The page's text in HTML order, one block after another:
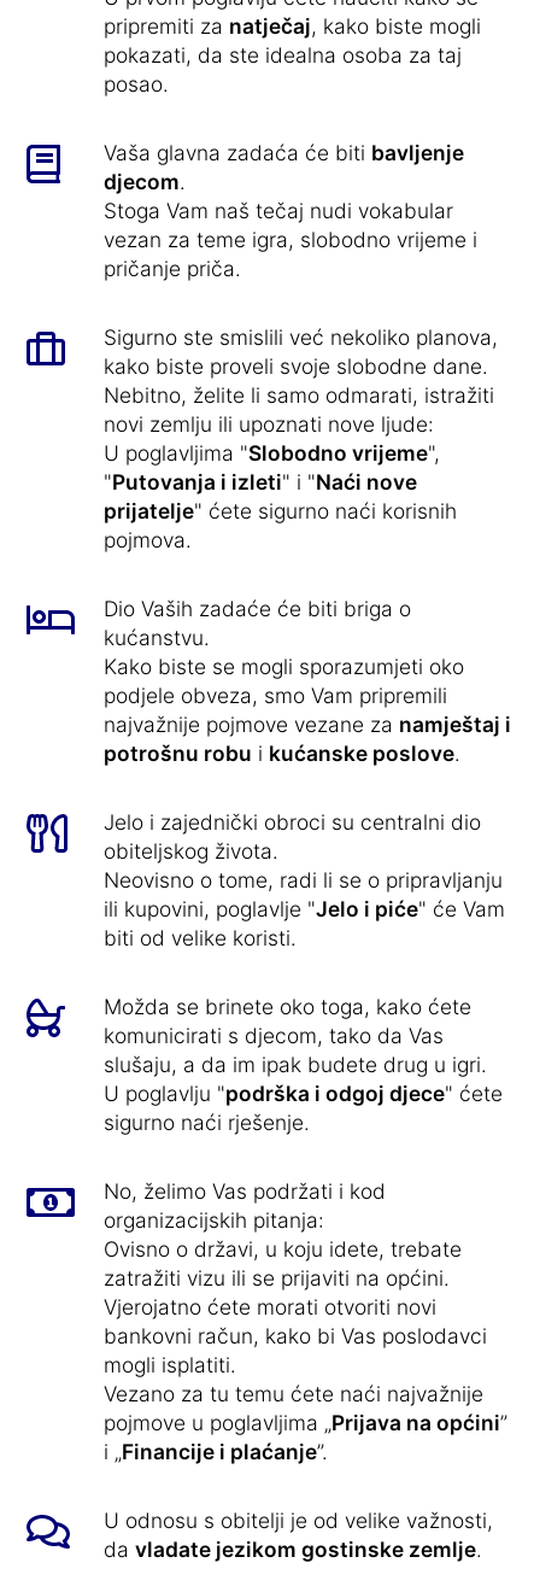
pripremiti za natječaj, kako biste mogli
pokazati, da ste idealna osoba za taj
posao.
Vaša glavna zadaća će biti bavljenje
djecom.
Stoga Vam naš tečaj nudi vokabular
vezan za teme igra, slobodno vrijeme i
pričanje priča.
Sigurno ste smislili već nekoliko planova,
kako biste proveli svoje slobodne dane.
Nebitno, želite li samo odmarati, istražiti
novi zemlju ili upoznati nove ljude:
U poglavljima "Slobodno vrijeme",
"Putovanja i izleti" i "Naći nove
prijatelje" ćete sigurno naći korisnih
pojmova.
Dio Vaših zadaće će biti briga o
kućanstvu.
Kako biste se mogli sporazumjeti oko
podjele obveza, smo Vam pripremili
najvažnije pojmove vezane za namještaj i
potrošnu robu i kućanske poslove.
Jelo i zajednički obroci su centralni dio
obiteljskog života.
Neovisno o tome, radi li se o pripravljanju
ili kupovini, poglavlje "Jelo i piće" će Vam
biti od velike koristi.
Možda se brinete oko toga, kako ćete
komunicirati s djecom, tako da Vas
slušaju, a da im ipak budete drug u igri.
U poglavlju "podrška i odgoj djece" ćete
sigurno naći rješenje.
No, želimo Vas podržati i kod
organizacijskih pitanja:
Ovisno o državi, u koju idete, trebate
zatražiti vizu ili se prijaviti na općini.
Vjerojatno ćete morati otvoriti novi
bankovni račun, kako bi Vas poslodavci
mogli isplatiti.
Vezano za tu temu ćete naći najvažnije
pojmove u poglavljima „Prijava na općini”
i „Financije i plaćanje”.
U odnosu s obitelji je od velike važnosti,
da vladate jezikom gostinske zemlje.